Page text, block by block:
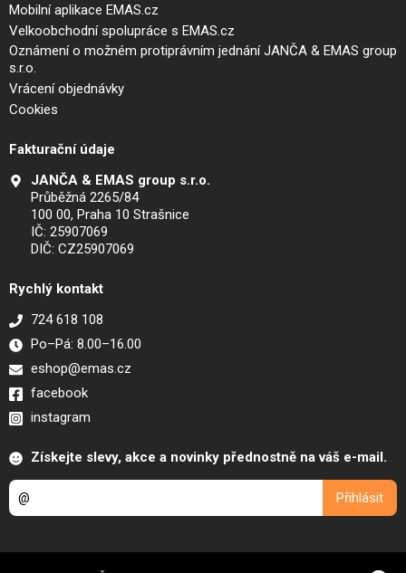
Mobilní aplikace EMAS.cz
Velkoobchodní spolupráce s EMAS.cz
Oznámení o možném protiprávním jednání JANČA & EMAS group
s.r.o.
Vrácení objednávky
Cookies
Fakturační údaje
JANČA & EMAS group s.r.o.
Průběžná 2265/84
100 00, Praha 10 Strašnice
IČ: 25907069
DIČ: CZ25907069
Rychlý kontakt
724 618 108
Po–Pá: 8.00–16.00
eshop@emas.cz
facebook
instagram
Získejte slevy, akce a novinky přednostně na váš e-mail.